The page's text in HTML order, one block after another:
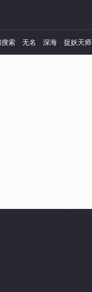
搜索 无名 深海 捉妖天师